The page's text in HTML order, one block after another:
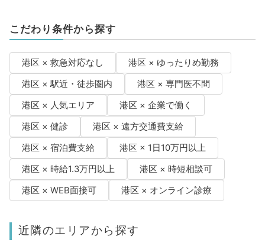
こだわり条件から探す
港区 × 救急対応なし
港区 × ゆったりめ勤務
港区 × 駅近・徒歩圏内
港区 × 専門医不問
港区 × 人気エリア
港区 × 企業で働く
港区 × 健診
港区 × 遠方交通費支給
港区 × 宿泊費支給
港区 × 1日10万円以上
港区 × 時給1.3万円以上
港区 × 時短相談可
港区 × WEB面接可
港区 × オンライン診療
近隣のエリアから探す